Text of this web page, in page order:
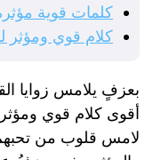
كلمات قوية
كلام قوي
بعزفٍ يلامس زوايا
أقوى كلام قوي
لامس قلوب من تحبهم